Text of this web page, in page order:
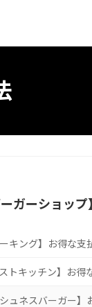
ーガーショッ
ーキング】お得な支
ストキッチン】お得
シュネスバーガー】